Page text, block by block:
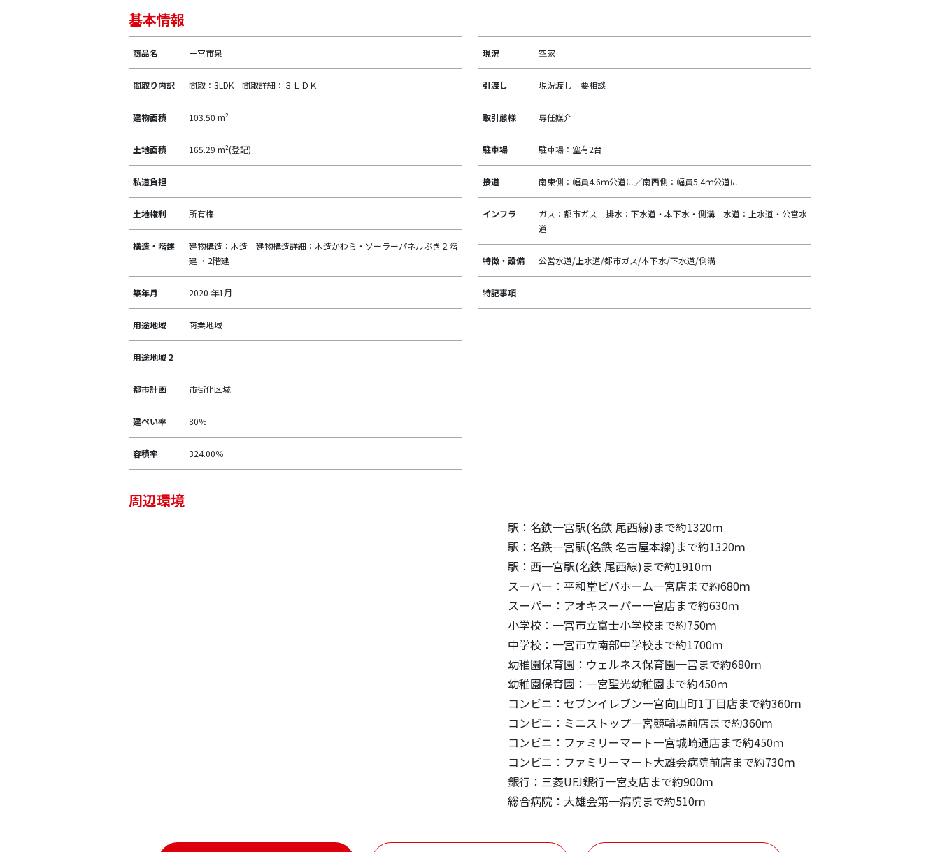
基本情報
商品名 一宮市泉
間取り内訳 間取：3LDK 間取詳細：３ＬＤＫ
建物面積 103.50 m²
土地面積 165.29 m²(登記)
私道負担
土地権利 所有権
構造・階建
建物構造：木造 建物構造詳細：木造かわら・ソーラーパネルぶき２階
建 ・2階建
築年月 2020 年1月
用途地域 商業地域
用途地域２
都市計画 市街化区域
建ぺい率 80％
容積率 324.00％
現況 空家
引渡し 現況渡し 要相談
取引態様 専任媒介
駐車場 駐車場：空有2台
接道 南東側：幅員4.6ｍ公道に／南西側：幅員5.4ｍ公道に
インフラ
ガス：都市ガス 排水：下水道・本下水・側溝 水道：上水道・公営水
道
特徴・設備 公営水道/上水道/都市ガス/本下水/下水道/側溝
特記事項
周辺環境
駅：名鉄一宮駅(名鉄 尾西線)まで約1320ｍ
駅：名鉄一宮駅(名鉄 名古屋本線)まで約1320ｍ
駅：西一宮駅(名鉄 尾西線)まで約1910ｍ
スーパー：平和堂ビバホーム一宮店まで約680ｍ
スーパー：アオキスーパー一宮店まで約630ｍ
小学校：一宮市立富士小学校まで約750ｍ
中学校：一宮市立南部中学校まで約1700ｍ
幼稚園保育園：ウェルネス保育園一宮まで約680ｍ
幼稚園保育園：一宮聖光幼稚園まで約450ｍ
コンビニ：セブンイレブン一宮向山町1丁目店まで約360ｍ
コンビニ：ミニストップ一宮競輪場前店まで約360ｍ
コンビニ：ファミリーマート一宮城崎通店まで約450ｍ
コンビニ：ファミリーマート大雄会病院前店まで約730ｍ
銀行：三菱UFJ銀行一宮支店まで約900ｍ
総合病院：大雄会第一病院まで約510ｍ